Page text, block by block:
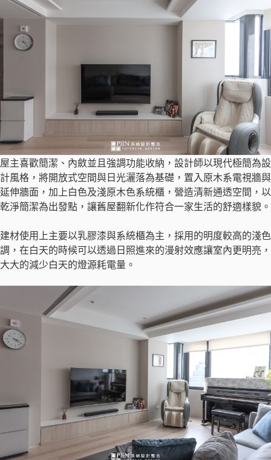
屋主喜歡簡潔、內斂並且強調功能收納，設計師以現代極簡為設
計風格，將開放式空間與日光灑落為基礎，置入原木系電視牆與
延伸牆面，加上白色及淺原木色系統櫃，營造清新通透空間，以
乾淨簡潔為出發點，讓舊屋翻新化作符合一家生活的舒適樣貌。
建材使用上主要以乳膠漆與系統櫃為主，採用的明度較高的淺色
調，在白天的時候可以透過日照進來的漫射效應讓室內更明亮，
大大的減少白天的燈源耗電量。